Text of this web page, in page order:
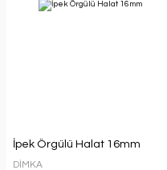
İpek Örgülü Halat 16mm
DİMKA